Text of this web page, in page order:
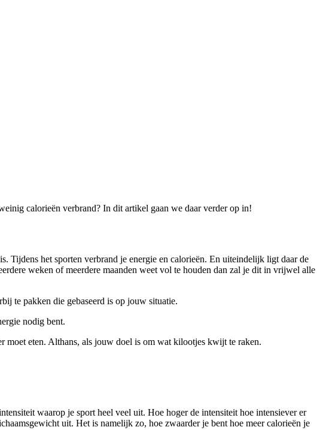
calorieën verbrand? In dit artikel gaan we daar verder op in!
het sporten verbrand je energie en calorieën. En uiteindelijk ligt daar de
weken of meerdere maanden weet vol te houden dan zal je dit in vrijwel alle
te pakken die gebaseerd is op jouw situatie.
nodig bent.
moet eten. Althans, als jouw doel is om wat kilootjes kwijt te raken.
waarop je sport heel veel uit. Hoe hoger de intensiteit hoe intensiever er
uit. Het is namelijk zo, hoe zwaarder je bent hoe meer calorieën je